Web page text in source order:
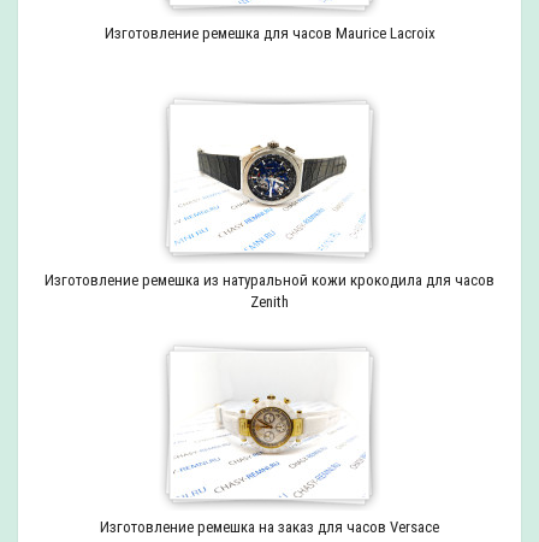
Изготовление ремешка для часов Maurice Lacroix
Изготовление ремешка из натуральной кожи крокодила для часов
Zenith
Изготовление ремешка на заказ для часов Versace